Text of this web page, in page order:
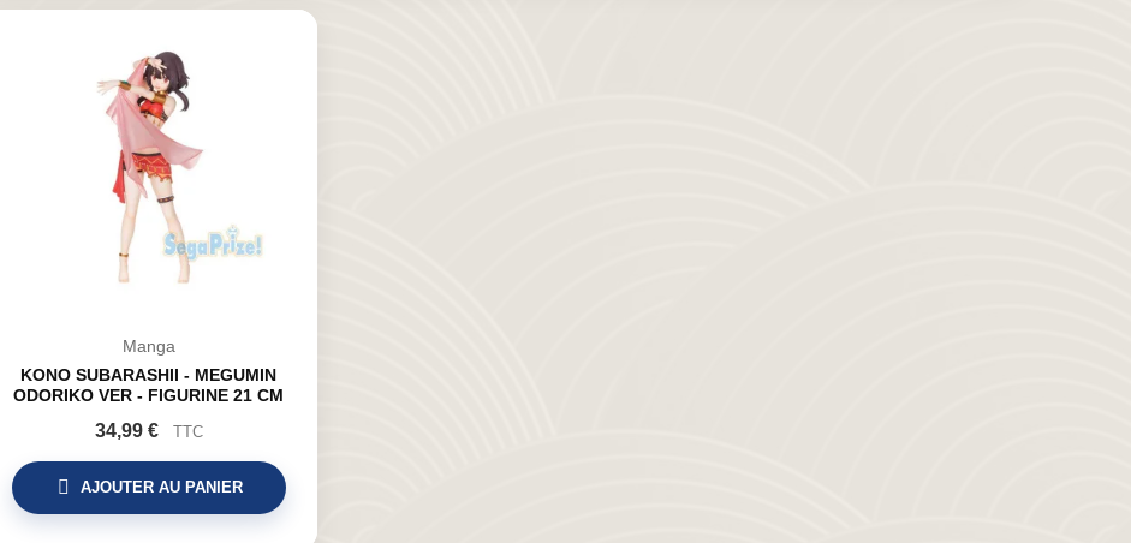
Manga
KONO SUBARASHII - MEGUMIN
ODORIKO VER - FIGURINE 21 CM
34,99 € TTC
AJOUTER AU PANIER